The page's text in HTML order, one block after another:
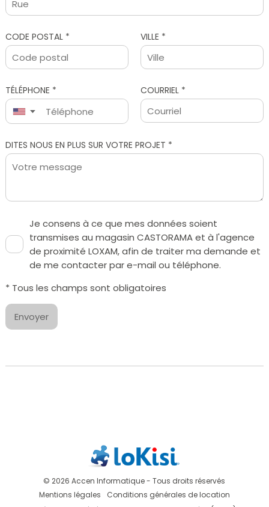
CODE POSTAL * VILLE *
TÉLÉPHONE *
▼
COURRIEL *
Je consens à ce que mes données soient
transmises au magasin CASTORAMA et à l'agence
de proximité LOXAM, afin de traiter ma demande et
de me contacter par e-mail ou téléphone.
* Tous les champs sont obligatoires
Envoyer
© 2026 Accen Informatique - Tous droits réservés
Mentions légales
Conditions générales de location